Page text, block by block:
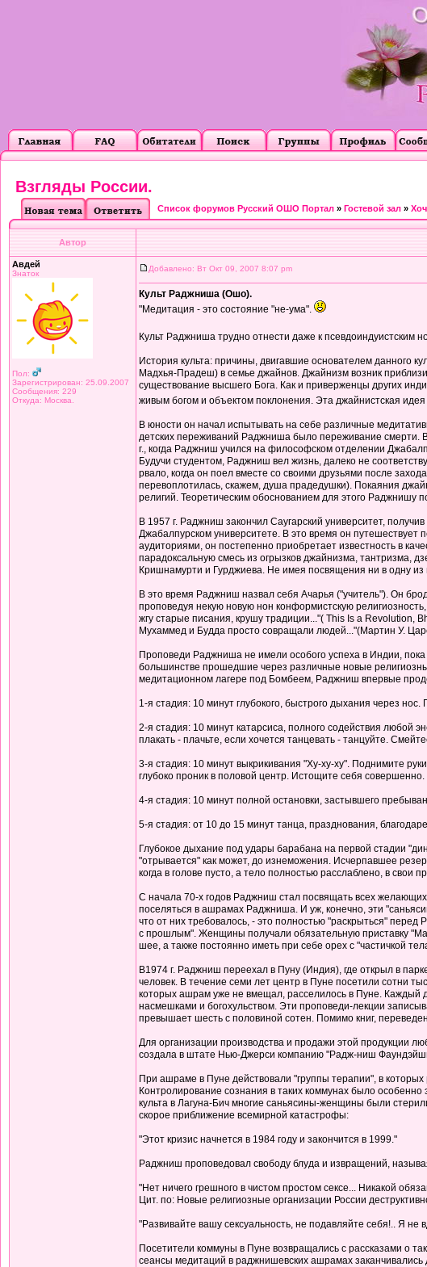
Взгляды России.
Список форумов Русский ОШО Портал » Гостевой зал »
Автор
Авдей
Знаток
Пол:
Зарегистрирован: 25.09.2007
Сообщения: 229
Откуда: Москва.
Добавлено: Вт Окт 09, 2007 8:07 pm
Культ Раджниша (Ошо).
"Медитация - это состояние "не-ума".
Культ Раджниша трудно отнести даже к псевдоиндуистским
История культа: причины, двигавшие основателем данного
Мадхья-Прадеш) в семье джайнов. Джайнизм возник
существование высшего Бога. Как и приверженцы других
живым богом и объектом поклонения. Эта джайнистская
В юности он начал испытывать на себе различные
детских переживаний Раджниша было переживание смерти.
г., когда Раджниш учился на философском отделении
Будучи студентом, Раджниш вел жизнь, далеко не
рвало, когда он поел вместе со своими друзьями после
перевоплотилась, скажем, душа прадедушки). Покаяния
религий. Теоретическим обоснованием для этого Раджнишу
В 1957 г. Раджниш закончил Саугарский университет,
Джабалпурском университете. В это время он
аудиториями, он постепенно приобретает известность в
парадоксальную смесь из огрызков джайнизма, тантризма,
Кришнамурти и Гурджиева. Не имея посвящения ни в одну из
В это время Раджниш назвал себя Ачарья ("учитель"). Он
проповедуя некую новую нон конформистскую
жгу старые писания, крушу традиции..."( This Is a Revolution,
Мухаммед и Будда просто совращали людей..."(Мартин У.
Проповеди Раджниша не имели особого успеха в Индии,
большинстве прошедшие через различные новые
медитационном лагере под Бомбеем, Раджниш впервые
1-я стадия: 10 минут глубокого, быстрого дыхания через
2-я стадия: 10 минут катарсиса, полного содействия любой
плакать - плачьте, если хочется танцевать - танцуйте.
3-я стадия: 10 минут выкрикивания "Ху-ху-ху". Поднимите
глубоко проник в половой центр. Истощите себя совершенно.
4-я стадия: 10 минут полной остановки, застывшего
5-я стадия: от 10 до 15 минут танца, празднования,
Глубокое дыхание под удары барабана на первой стадии
"отрывается" как может, до изнеможения. Исчерпавшее
когда в голове пусто, а тело полностью расслаблено, в
С начала 70-х годов Раджниш стал посвящать всех
поселяться в ашрамах Раджниша. И уж, конечно, эти
что от них требовалось, - это полностью "раскрыться"
с прошлым". Женщины получали обязательную приставку
шее, а также постоянно иметь при себе орех с "частичкой
В1974 г. Раджниш переехал в Пуну (Индия), где открыл в
человек. В течение семи лет центр в Пуне посетили сотни
которых ашрам уже не вмещал, расселилось в Пуне.
насмешками и богохульством. Эти проповеди-лекции
превышает шесть с половиной сотен. Помимо книг,
Для организации производства и продажи этой продукции
создала в штате Нью-Джерси компанию "Радж-ниш
При ашраме в Пуне действовали "группы терапии", в
Контролирование сознания в таких коммунах было
культа в Лагуна-Бич многие саньясины-женщины были
скорое приближение всемирной катастрофы:
"Этот кризис начнется в 1984 году и закончится в 1999."
Раджниш проповедовал свободу блуда и извращений,
"Нет ничего грешного в чистом простом сексе... Никакой
Цит. по: Новые религиозные организации России
"Развивайте вашу сексуальность, не подавляйте себя!.. Я
Посетители коммуны в Пуне возвращались с рассказами о
сеансы медитаций в раджнишевских ашрамах